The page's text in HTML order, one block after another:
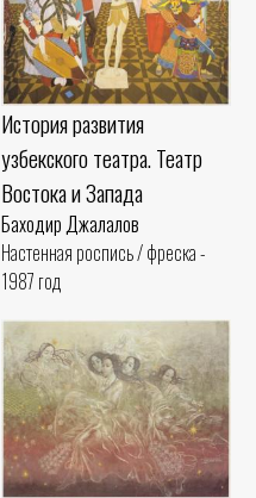
История развития
узбекского театра. Театр
Востока и Запада
Баходир Джалалов
Настенная роспись / фреска -
1987 год